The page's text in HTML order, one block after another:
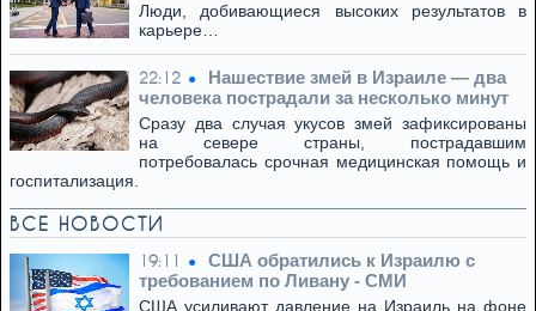
Люди, добивающиеся высоких результатов в
карьере…
22:12
Нашествие змей в Израиле — два
человека пострадали за несколько минут
Сразу два случая укусов змей зафиксированы
на севере страны, пострадавшим
потребовалась срочная медицинская помощь и
госпитализация.
ВСЕ НОВОСТИ
19:11
США обратились к Израилю с
требованием по Ливану - СМИ
США усиливают давление на Израиль на фоне